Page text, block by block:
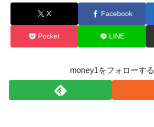
X Facebook
Pocket LINE
money1をフォローする